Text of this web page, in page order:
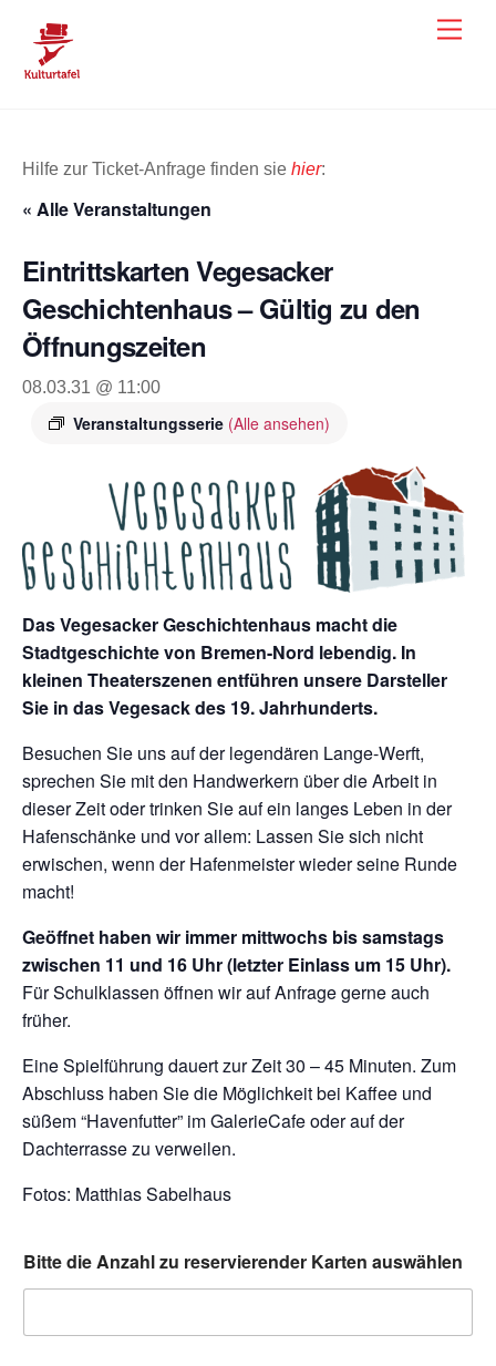
content
Hilfe zur Ticket-Anfrage finden sie hier:
« Alle Veranstaltungen
Eintrittskarten Vegesacker
Geschichtenhaus – Gültig zu den
Öffnungszeiten
08.03.31 @ 11:00
Veranstaltungsserie (Alle ansehen)
Das Vegesacker Geschichtenhaus macht die
Stadtgeschichte von Bremen-Nord lebendig. In
kleinen Theaterszenen entführen unsere Darsteller
Sie in das Vegesack des 19. Jahrhunderts.
Besuchen Sie uns auf der legendären Lange-Werft,
sprechen Sie mit den Handwerkern über die Arbeit in
dieser Zeit oder trinken Sie auf ein langes Leben in der
Hafenschänke und vor allem: Lassen Sie sich nicht
erwischen, wenn der Hafenmeister wieder seine Runde
macht!
Geöffnet haben wir immer mittwochs bis samstags
zwischen 11 und 16 Uhr (letzter Einlass um 15 Uhr).
Für Schulklassen öffnen wir auf Anfrage gerne auch
früher.
Eine Spielführung dauert zur Zeit 30 – 45 Minuten. Zum
Abschluss haben Sie die Möglichkeit bei Kaffee und
süßem “Havenfutter” im GalerieCafe oder auf der
Dachterrasse zu verweilen.
Fotos: Matthias Sabelhaus
Bitte die Anzahl zu reservierender Karten auswählen